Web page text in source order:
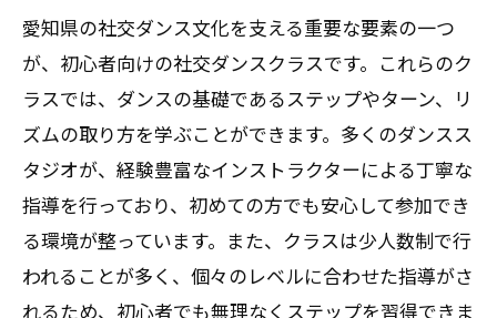
愛知県の社交ダンス文化を支える重要な要素の一つ
が、初心者向けの社交ダンスクラスです。これらのク
ラスでは、ダンスの基礎であるステップやターン、リ
ズムの取り方を学ぶことができます。多くのダンスス
タジオが、経験豊富なインストラクターによる丁寧な
指導を行っており、初めての方でも安心して参加でき
る環境が整っています。また、クラスは少人数制で行
われることが多く、個々のレベルに合わせた指導がさ
れるため、初心者でも無理なくステップを習得できま